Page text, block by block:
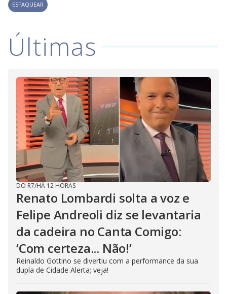
i
d
e
o
d
o
ESFAQUEAR
Últimas
DO R7/HÁ 12 HORAS
Renato Lombardi solta a voz e
Felipe Andreoli diz se levantaria
da cadeira no Canta Comigo:
‘Com certeza... Não!’
Reinaldo Gottino se divertiu com a performance da sua
dupla de Cidade Alerta; veja!